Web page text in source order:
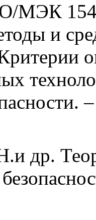
и
др.